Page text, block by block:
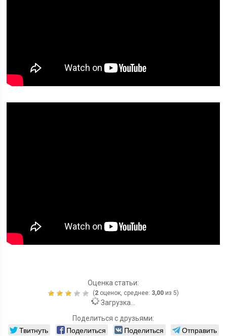
Оценка статьи:
(2оценок, среднее: 3,00из 5)
Загрузка...
Поделиться с друзьями:
Твитнуть Поделиться Поделиться
Отправить